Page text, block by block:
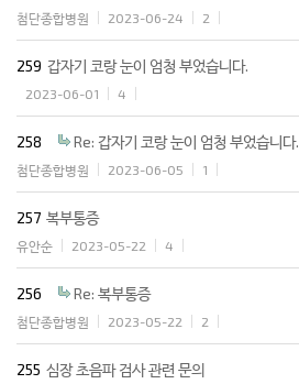
첨단종합병원 2023-06-24 2
259 갑자기 코랑 눈이 엄청 부었습니다.
2023-06-01
4
258 Re: 갑자기 코랑 눈이 엄청 부었습니다.
첨단종합병원 2023-06-05 1
257 복부통증
유안순 2023-05-22 4
256 Re: 복부통증
첨단종합병원 2023-05-22 2
255 심장 초음파 검사 관련 문의